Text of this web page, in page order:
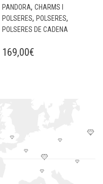
PANDORA, CHARMS I
POLSERES, POLSERES,
POLSERES DE CADENA
169,00€